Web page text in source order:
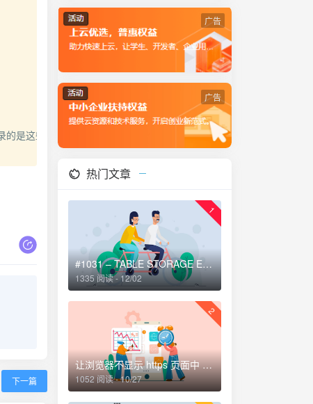
是这些服务器用户，比如nginx中的www用户，apache中的
下一篇
广告
广告
热门文章
1
#1031 – TABLE STORAGE ENGINE FOR ” DOESN’T HAVE THIS OPTION解决方法
1335 阅读 - 12/02
2
让浏览器不显示 https 页面中 http 请求警报 http-equiv=”Content-Security-Policy” content=”upgrade-insecure-requests”
1052 阅读 - 10/27